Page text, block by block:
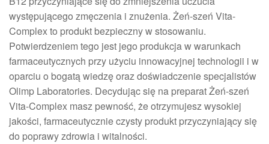
występującego zmęczenia i znużenia. Żeń-szeń Vita-
Complex to produkt bezpieczny w stosowaniu.
Potwierdzeniem tego jest jego produkcja w warunkach
farmaceutycznych przy użyciu innowacyjnej technologii i w
oparciu o bogatą wiedzę oraz doświadczenie specjalistów
Olimp Laboratories. Decydując się na preparat Żeń-szeń
Vita-Complex masz pewność, że otrzymujesz wysokiej
jakości, farmaceutycznie czysty produkt przyczyniający się
do poprawy zdrowia i witalności.